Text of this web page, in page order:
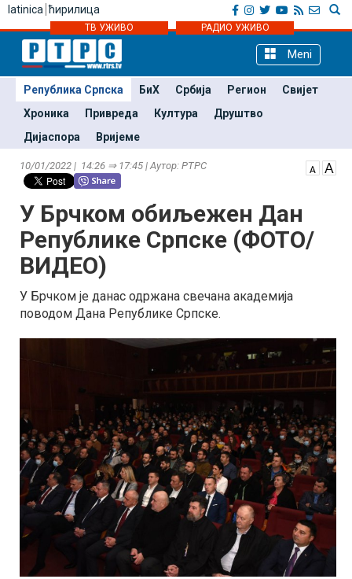
latinica ћирилица
ТВ УЖИВО РАДИО УЖИВО
Meni
Република Српска БиХ Србија Регион
Свијет
Хроника
Привреда Култура
Друштво
Дијаспора
Вријеме
10/01/2022 | 14:26 ⇒ 17:45 | Аутор: РТРС
У Брчком обиљежен Дан
Републике Српске (ФОТО/
ВИДЕО)
У Брчком је данас одржана свечана академија
поводом Дана Републике Српске.